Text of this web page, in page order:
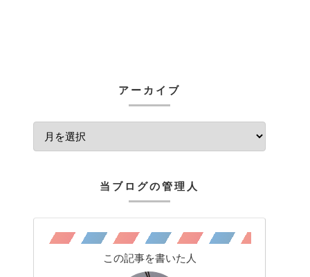
アーカイブ
当ブログの管理人
この記事を書いた人